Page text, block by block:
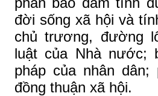
đời sống xã hội và
chủ trương, đường
luật của Nhà nước;
pháp của nhân
đồng thuận xã hội.